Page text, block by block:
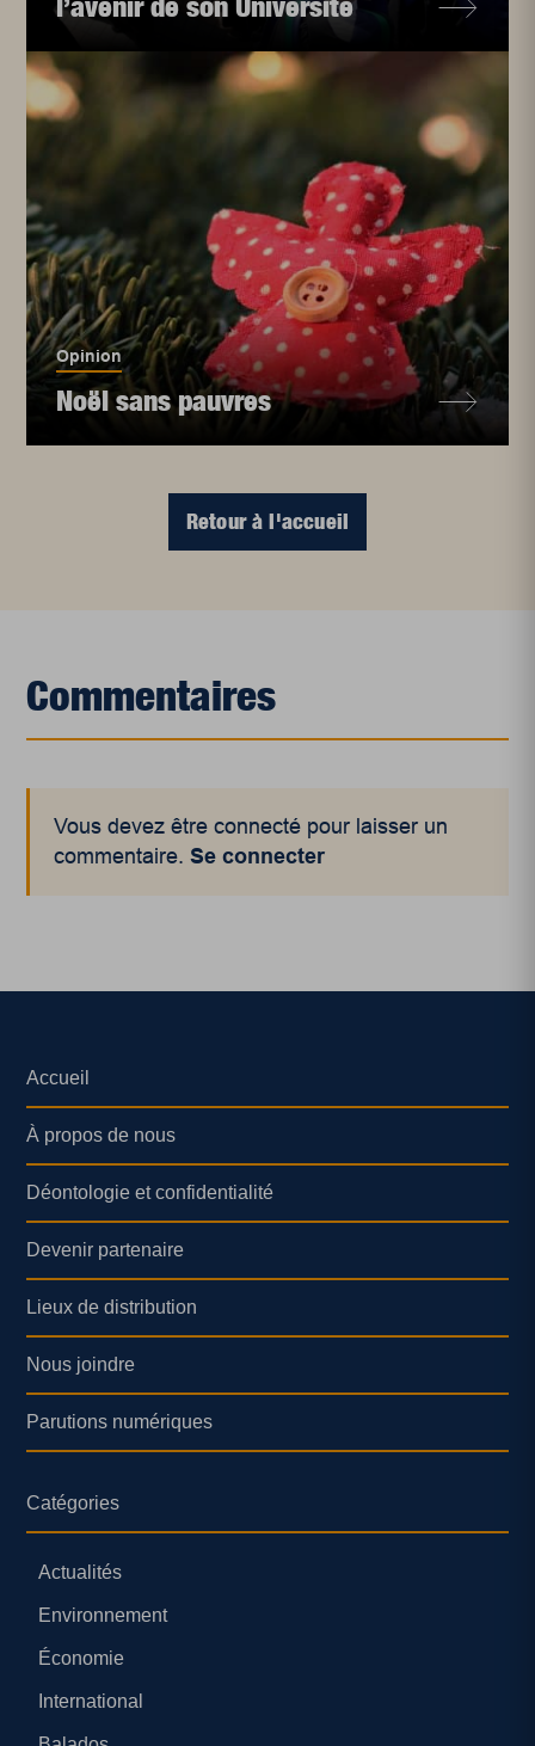
Opinion
Noël sans pauvres
Retour à l'accueil
Commentaires
Vous devez être connecté pour laisser un
commentaire.Se connecter
Accueil
À propos de nous
Déontologie et confidentialité
Devenir partenaire
Lieux de distribution
Nous joindre
Parutions numériques
Catégories
Actualités
Environnement
Économie
International